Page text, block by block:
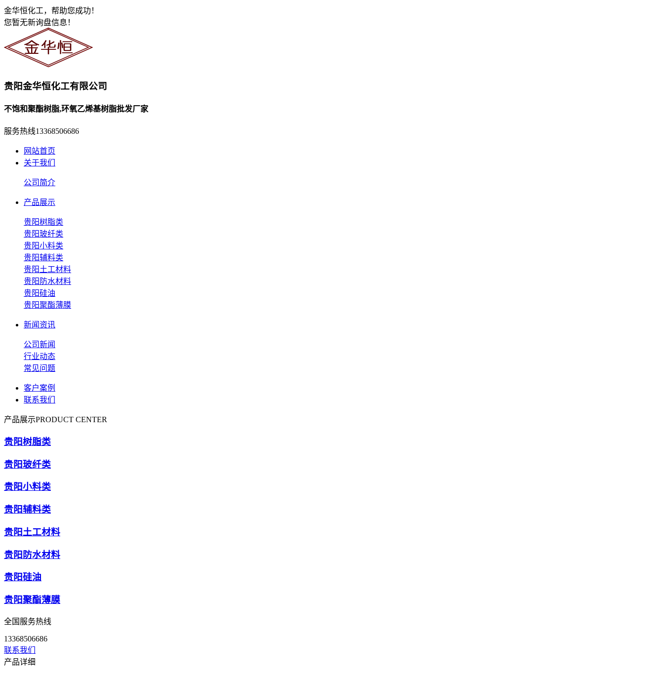
金华恒化工，帮助您成功！
您暂无新询盘信息！
贵阳金华恒化工有限公司
不饱和聚酯树脂,环氧乙烯基树脂批发厂家
服务热线13368506686
网站首页
关于我们
公司简介
产品展示
贵阳树脂类
贵阳玻纤类
贵阳小料类
贵阳辅料类
贵阳土工材料
贵阳防水材料
贵阳硅油
贵阳聚酯薄膜
新闻资讯
公司新闻
行业动态
常见问题
客户案例
联系我们
产品展示PRODUCT CENTER
贵阳树脂类
贵阳玻纤类
贵阳小料类
贵阳辅料类
贵阳土工材料
贵阳防水材料
贵阳硅油
贵阳聚酯薄膜
全国服务热线
13368506686
联系我们
产品详细